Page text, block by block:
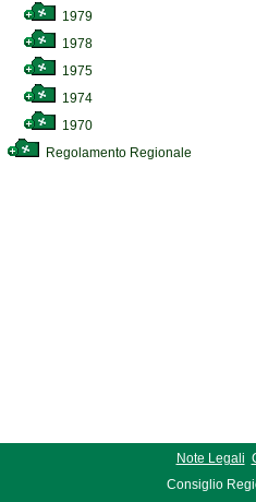
1979
1978
1975
1974
1970
Regolamento Regionale
Note Legali
Consiglio